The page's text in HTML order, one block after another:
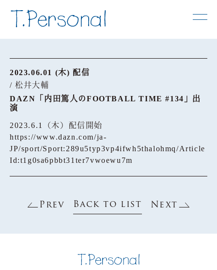
2023.06.01 (木) 配信
/ 松井大輔
DAZN「内田篤人のFOOTBALL TIME #134」出
演
2023.6.1（木）配信開始
https://www.dazn.com/ja-
JP/sport/Sport:289u5typ3vp4ifwh5thalohmq/Article
Id:t1g0sa6pbbt31ter7vwoewu7m
Prev Back to list Next